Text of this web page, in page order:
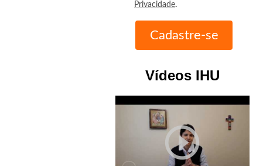
Privacidade.
Vídeos IHU
play_circle_outline